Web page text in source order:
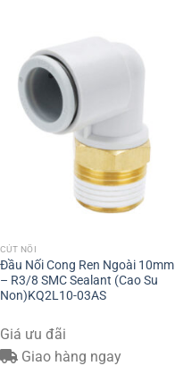
CÚT NỐI
Đầu Nối Cong Ren Ngoài 10mm
– R3/8 SMC Sealant (Cao Su
Non)KQ2L10-03AS
Giá ưu đãi
Giao hàng ngay